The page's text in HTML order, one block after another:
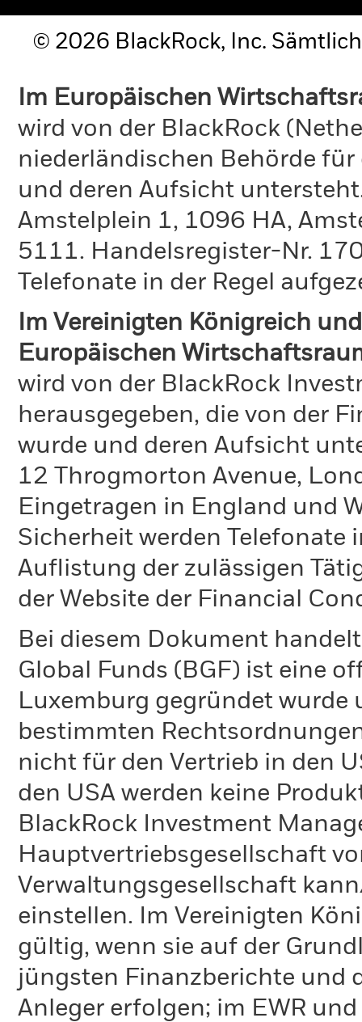
© 2026 BlackRock, Inc.
Im Europäischen
wird von der BlackRock
niederländischen Behörde
und deren Aufsicht
Amstelplein 1, 1096 HA,
5111. Handelsregister-Nr.
Telefonate in der Regel
Im Vereinigten Königreich
Europäischen
wird von der BlackRock
herausgegeben, die von der
wurde und deren Aufsicht
12 Throgmorton Avenue,
Eingetragen in England und
Sicherheit werden Telefonate
Auflistung der zulässigen
der Website der Financial
Bei diesem Dokument
Global Funds (BGF) ist eine
Luxemburg gegründet
bestimmten
nicht für den Vertrieb in den
den USA werden keine
BlackRock Investment
Hauptvertriebsgesellschaft
Verwaltungsgesellschaft
einstellen. Im Vereinigten
gültig, wenn sie auf der
jüngsten Finanzberichte und
Anleger erfolgen; im EWR